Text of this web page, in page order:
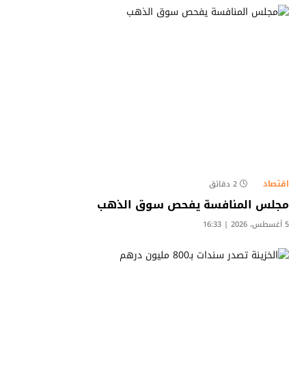
اقتصاد 2 دقائق
مجلس المنافسة يفحص سوق الذهب
5 أغسطس، 2026 | 16:33